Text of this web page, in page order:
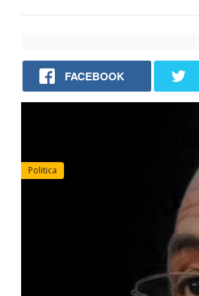
FACEBOOK
Politica